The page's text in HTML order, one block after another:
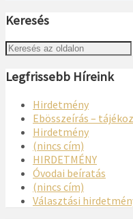
Keresés
Legfrissebb Híreink
Hirdetmény
Ebösszeírás –
Hirdetmény
(nincs cím)
HIRDETMÉNY
Óvodai beíratás
(nincs cím)
Választási